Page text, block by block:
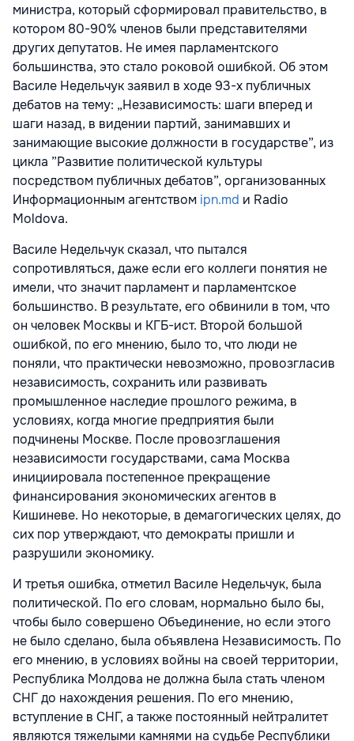
министра, который сформировал правительство, в
котором 80-90% членов были представителями
других депутатов. Не имея парламентского
большинства, это стало роковой ошибкой. Об этом
Василе Недельчук заявил в ходе 93-х публичных
дебатов на тему: „Независимость: шаги вперед и
шаги назад, в видении партий, занимавших и
занимающие высокие должности в государстве”, из
цикла ”Развитие политической культуры
посредством публичных дебатов”, организованных
Информационным агентством ipn.md и Radio
Moldova.
Василе Недельчук сказал, что пытался
сопротивляться, даже если его коллеги понятия не
имели, что значит парламент и парламентское
большинство. В результате, его обвинили в том, что
он человек Москвы и КГБ-ист. Второй большой
ошибкой, по его мнению, было то, что люди не
поняли, что практически невозможно, провозгласив
независимость, сохранить или развивать
промышленное наследие прошлого режима, в
условиях, когда многие предприятия были
подчинены Москве. После провозглашения
независимости государствами, сама Москва
инициировала постепенное прекращение
финансирования экономических агентов в
Кишиневе. Но некоторые, в демагогических целях, до
сих пор утверждают, что демократы пришли и
разрушили экономику.
И третья ошибка, отметил Василе Недельчук, была
политической. По его словам, нормально было бы,
чтобы было совершено Объединение, но если этого
не было сделано, была объявлена Независимость. По
его мнению, в условиях войны на своей территории,
Республика Молдова не должна была стать членом
СНГ до нахождения решения. По его мнению,
вступление в СНГ, а также постоянный нейтралитет
являются тяжелыми камнями на судьбе Республики